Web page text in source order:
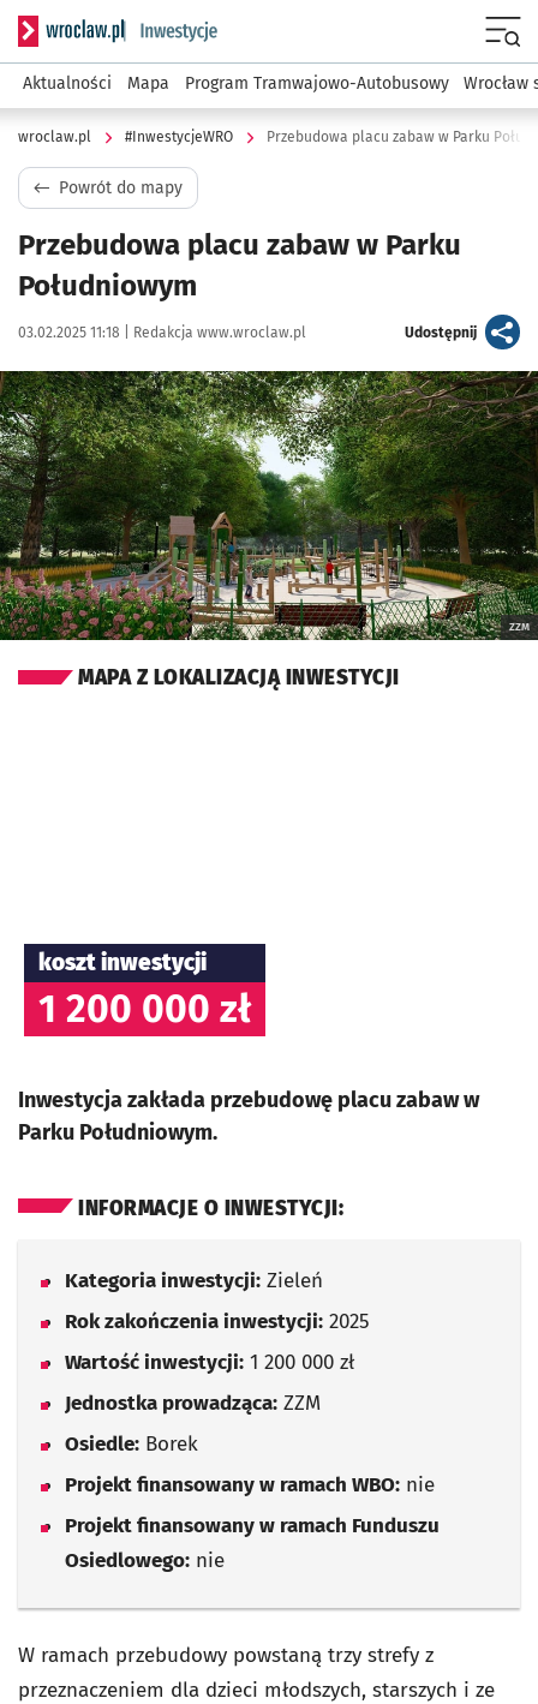
Serwis informacyjny wroclaw.pl podserwis:
Aktualności Mapa Program Tramwajowo-Autobusowy Wrocław
wroclaw.pl #InwestycjeWRO Przebudowa placu zabaw w Parku
Powrót do mapy
Przebudowa placu zabaw w Parku
Południowym
Data publikacji:
03.02.2025 11:18 | Autor:
Redakcja www.wroclaw.pl Udostępnijartykuł
Kliknij, aby powiększyć
ZZM
MAPA Z LOKALIZACJĄ INWESTYCJI
koszt inwestycji
1 200 000 zł
Inwestycja zakłada przebudowę placu zabaw w
Parku Południowym.
INFORMACJE O INWESTYCJI:
Kategoria inwestycji: Zieleń
Rok zakończenia inwestycji: 2025
Wartość inwestycji: 1 200 000 zł
Jednostka prowadząca: ZZM
Osiedle: Borek
Projekt finansowany w ramach WBO: nie
Projekt finansowany w ramach Funduszu
Osiedlowego: nie
W ramach przebudowy powstaną trzy strefy z
przeznaczeniem dla dzieci młodszych, starszych i ze